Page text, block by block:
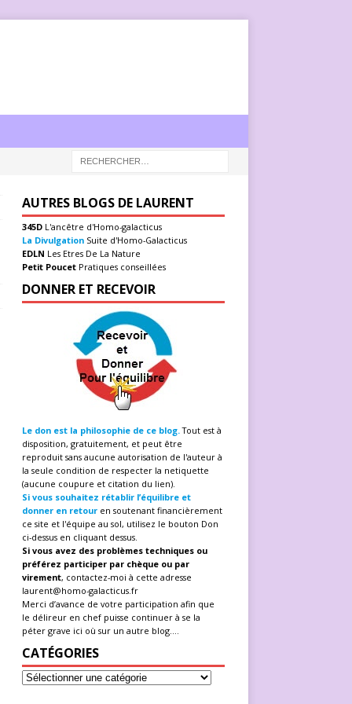
AUTRES BLOGS DE LAURENT
345D L'ancêtre d'Homo-galacticus
La Divulgation Suite d'Homo-Galacticus
EDLN Les Etres De La Nature
Petit Poucet Pratiques conseillées
DONNER ET RECEVOIR
Le don est la philosophie de ce blog.Tout est à
disposition, gratuitement, et peut être
reproduit sans aucune autorisation de l'auteur à
la seule condition de respecter la netiquette
(aucune coupure et citation du lien).
Si vous souhaitez rétablir l’équilibre et
donner en retour en soutenant financièrement
ce site et l'équipe au sol, utilisez le bouton Don
ci-dessus en cliquant dessus.
Si vous avez des problèmes techniques ou
préférez participer par chèque ou par
virement, contactez-moi à cette adresse
laurent@homo-galacticus.fr
Merci d’avance de votre participation afin que
le délireur en chef puisse continuer à se la
péter grave ici où sur un autre blog....
CATÉGORIES